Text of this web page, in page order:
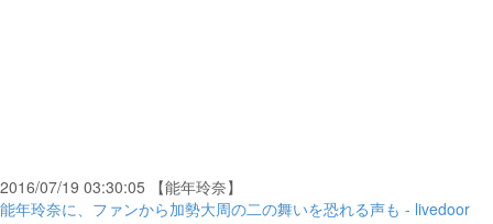
2016/07/19 03:30:05 【能年玲奈】
能年玲奈に、ファンから加勢大周の二の舞いを恐れる声も - livedoor